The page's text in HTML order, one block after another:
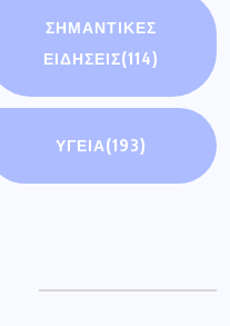
ΣΗΜΑΝΤΙΚΈΣ
ΕΙΔΉΣΕΙΣ(114)
ΥΓΕΙΑ(193)